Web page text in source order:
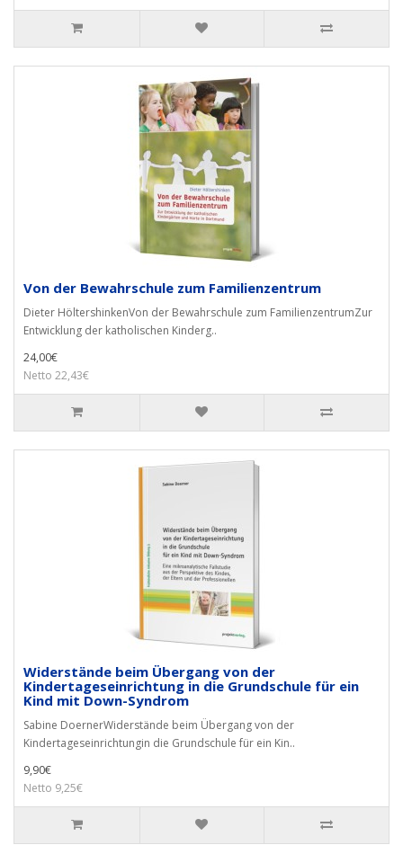
Von der Bewahrschule zum Familienzentrum
Dieter HöltershinkenVon der Bewahrschule zum FamilienzentrumZur
Entwicklung der katholischen Kinderg..
24,00€
Netto 22,43€
Widerstände beim Übergang von der
Kindertageseinrichtung in die Grundschule für ein
Kind mit Down-Syndrom
Sabine DoernerWiderstände beim Übergang von der
Kindertageseinrichtungin die Grundschule für ein Kin..
9,90€
Netto 9,25€